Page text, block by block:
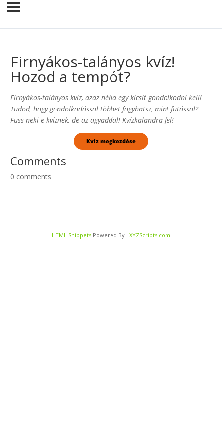
Firnyákos-talányos kvíz!
Hozod a tempót?
Firnyákos-talányos kvíz, azaz néha egy kicsit gondolkodni kell!
Tudod, hogy gondolkodással többet fogyhatsz, mint futással?
Fuss neki e kvíznek, de az agyaddal! Kvízkalandra fel!
Comments
0 comments
HTML Snippets Powered By : XYZScripts.com